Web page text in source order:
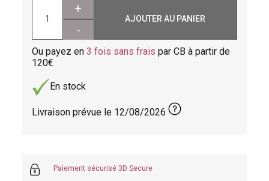
+
-
AJOUTER AU PANIER
Ou payez en3 fois sans frais par CB à partir de
120
En stock
Livraison prévue le 12/08/2026
Paiement sécurisé 3D Secure